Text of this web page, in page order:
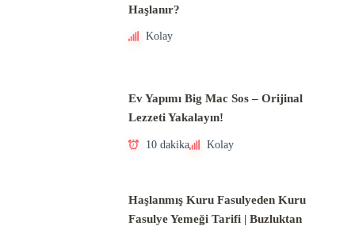
Haşlanır?
Kolay
Ev Yapımı Big Mac Sos – Orijinal
Lezzeti Yakalayın!
10 dakika Kolay
Haşlanmış Kuru Fasulyeden Kuru
Fasulye Yemeği Tarifi | Buzluktan